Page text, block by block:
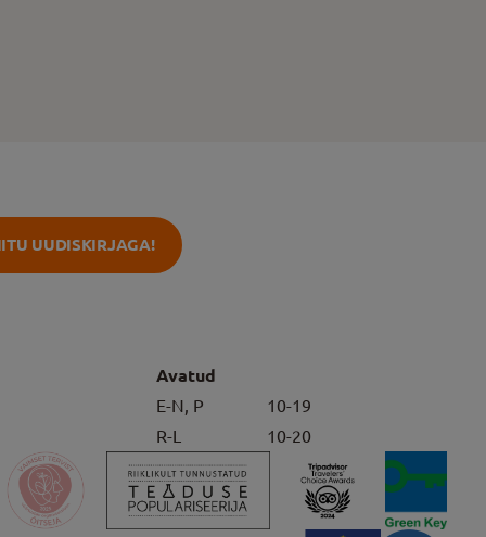
UUDISKIRJAGA!
Avatud
E-N, P
10-19
R-L
10-20